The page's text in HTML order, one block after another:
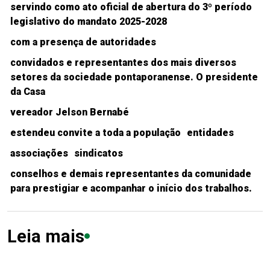
servindo como ato oficial de abertura do 3º período
legislativo do mandato 2025-2028
com a presença de autoridades
convidados e representantes dos mais diversos
setores da sociedade pontaporanense. O presidente
da Casa
vereador Jelson Bernabé
estendeu convite a toda a população
entidades
associações sindicatos
conselhos e demais representantes da comunidade
para prestigiar e acompanhar o início dos trabalhos.
Leia mais